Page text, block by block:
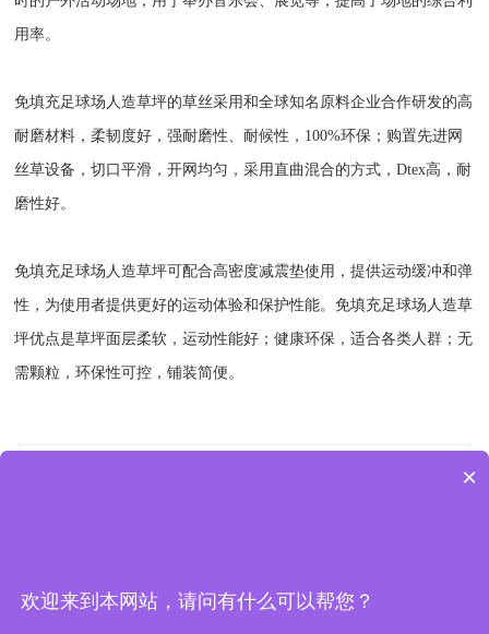
用率。
免填充足球场人造草坪的草丝采用和全球知名原料企业合作研发的高
耐磨材料，柔韧度好，强耐磨性、耐候性，100%环保；购置先进网
丝草设备，切口平滑，开网均匀，采用直曲混合的方式，Dtex高，耐
磨性好。
免填充足球场人造草坪可配合高密度减震垫使用，提供运动缓冲和弹
性，为使用者提供更好的运动体验和保护性能。免填充足球场人造草
坪优点是草坪面层柔软，运动性能好；健康环保，适合各类人群；无
需颗粒，环保性可控，铺装简便。
×
欢迎来到本网站，请问有什么可以帮您？